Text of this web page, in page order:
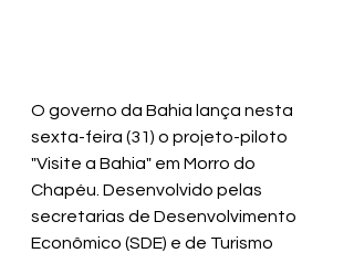
O governo da Bahia lança nesta
sexta-feira (31) o projeto-piloto
"Visite a Bahia" em Morro do
Chapéu. Desenvolvido pelas
secretarias de Desenvolvimento
Econômico (SDE) e de Turismo